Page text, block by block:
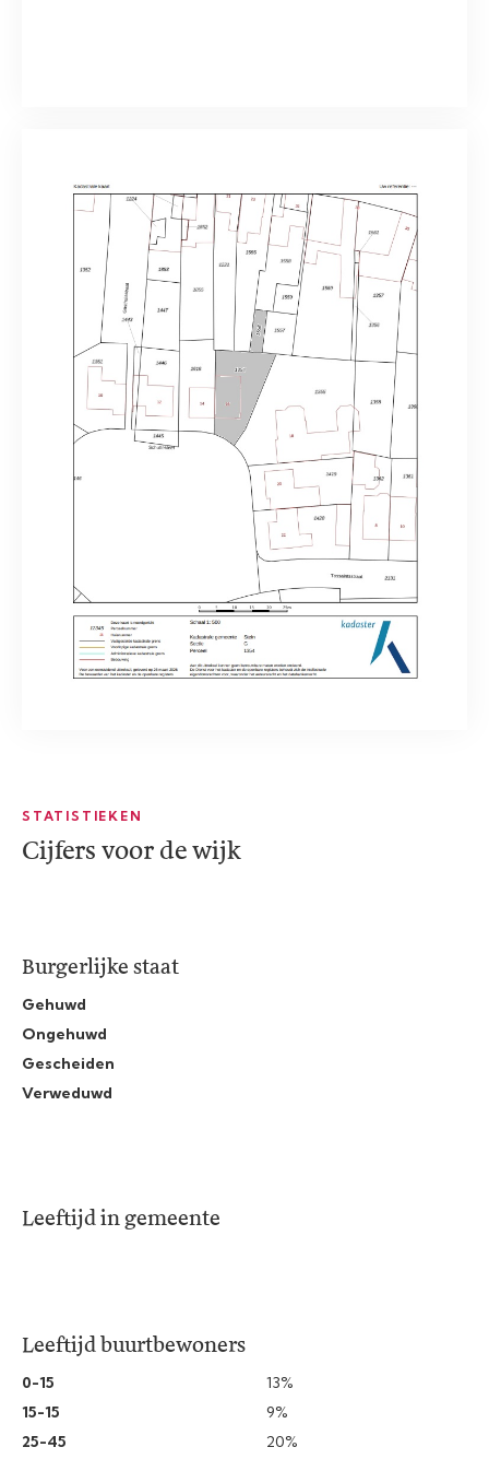
STATISTIEKEN
Cijfers voor de wijk
Burgerlijke staat
Gehuwd
Ongehuwd
Gescheiden
Verweduwd
Leeftijd in gemeente
Leeftijd buurtbewoners
0-15
13%
15-15
9%
25-45
20%